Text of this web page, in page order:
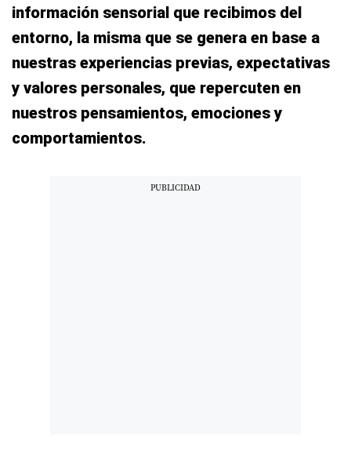
información sensorial que recibimos del
entorno, la misma que se genera en base a
nuestras experiencias previas, expectativas
y valores personales, que repercuten en
nuestros pensamientos, emociones y
comportamientos.